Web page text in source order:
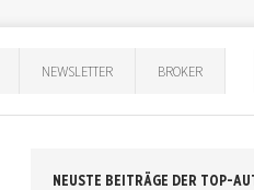
NEWSLETTER BROKER
NEUSTE BEITRÄGE DER TOP-